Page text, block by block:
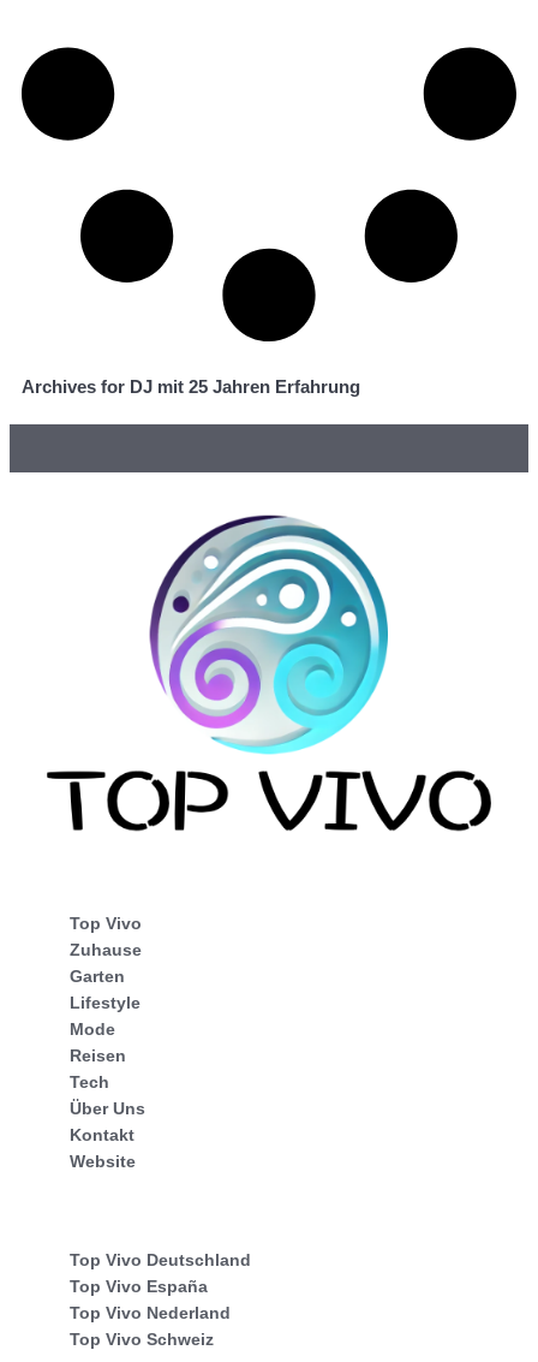
Archives for DJ mit 25 Jahren Erfahrung
Top Vivo
Zuhause
Garten
Lifestyle
Mode
Reisen
Tech
Über Uns
Kontakt
Website
Top Vivo Deutschland
Top Vivo España
Top Vivo Nederland
Top Vivo Schweiz